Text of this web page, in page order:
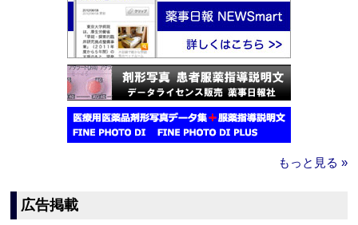
もっと見る »
広告掲載